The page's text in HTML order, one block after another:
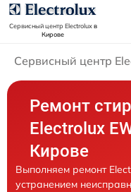
Сервисный центр Electroluxв
Кирове
Сервисный центр
Ремонт
Electrolux
Кирове
Выполняем ремонт
устранением